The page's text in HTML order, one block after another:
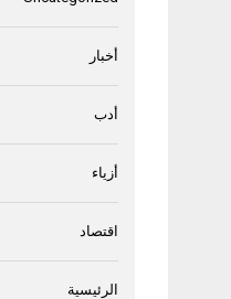
أخبار
أدب
أزياء
اقتصاد
الرئيسية